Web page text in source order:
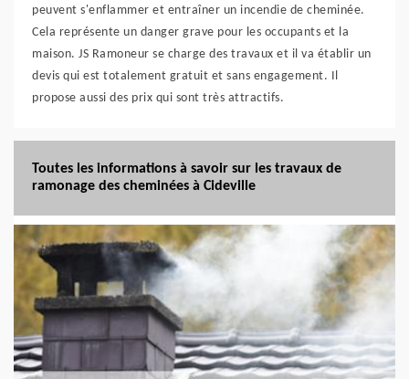
peuvent s'enflammer et entraîner un incendie de cheminée.
Cela représente un danger grave pour les occupants et la
maison. JS Ramoneur se charge des travaux et il va établir un
devis qui est totalement gratuit et sans engagement. Il
propose aussi des prix qui sont très attractifs.
Toutes les informations à savoir sur les travaux de
ramonage des cheminées à Cideville